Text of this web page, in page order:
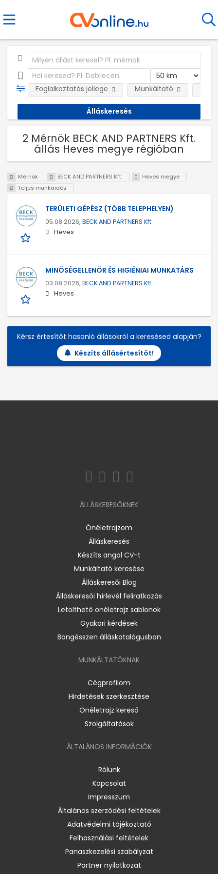
Foglalkoztatás jellege Munkáltató
2 Mérnök BECK AND PARTNERS Kft.
állás Heves megye régióban
Mérnök BECK AND PARTNERS Kft.
Heves megye
Teljes munkaidős
TERÜLETI GÉPÉSZ (TÖBB TELEPHELYEN)
05.08.2026, BECK AND PARTNERS Kft.
Heves
MINŐSÉGELLENŐR ÉS HIGIÉNIAI MUNKATÁRS
03.08.2026, BECK AND PARTNERS Kft.
Heves
Kérsz értesítőt hasonló állásokról a keresésed alapján?
Készíts állásértesítőt!
ÁLLÁSKERESŐKNEK
Önéletrajzom
Álláskeresés
Készíts angol CV-t
Munkáltató keresése
Álláskeresői Blog
Álláskeresői hírlevél feliratkozás
Letölthető önéletrajz sablonok
Gyakori kérdések
Böngésszen álláskatalógusban
MUNKÁLTATÓKNAK
Cégprofilom
Hirdetések szerkesztése
Önéletrajz kereső
Szolgáltatások
ÁLTALÁNOS INFORMÁCIÓK
Rólunk
Kapcsolat
Impresszum
Általános szerződési feltételek
Adatvédelmi tájékoztató
Felhasználási feltételek
Panaszkezelési szabályzat
Partner nyilatkozat